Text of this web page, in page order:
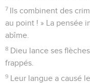
7 Ils combinent des
au point ! » La pensée
abîme.
8 Dieu lance ses
frappés.
9 Leur langue a causé